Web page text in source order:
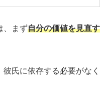
、まず自分の価値を見直す
氏に依存する必要がなく